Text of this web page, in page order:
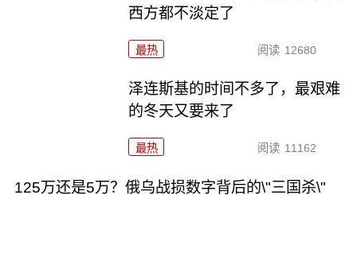
西方都不淡定了
最热 阅读 12680
泽连斯基的时间不多了，最艰难
的冬天又要来了
最热 阅读 11162
125万还是5万？俄乌战损数字背后的\"三国杀\"